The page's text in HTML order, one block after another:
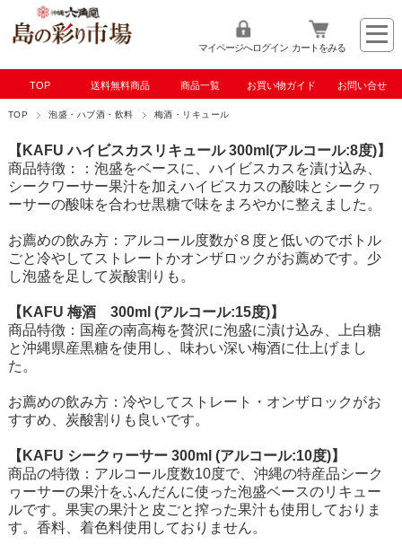
マイページへログイン カートをみる
TOP 送料無料商品 商品一覧 お買い物ガイド お問い合せ
TOP 泡盛・ハブ酒・飲料 梅酒・リキュール
【KAFU ハイビスカスリキュール 300ml(アルコール:8度)】
商品特徴：：泡盛をベースに、ハイビスカスを漬け込み、
シークワーサー果汁を加えハイビスカスの酸味とシークヮ
ーサーの酸味を合わせ黒糖で味をまろやかに整えました。
お薦めの飲み方：アルコール度数が８度と低いのでボトル
ごと冷やしてストレートかオンザロックがお薦めです。少
し泡盛を足して炭酸割りも。
【KAFU 梅酒 300ml (アルコール:15度)】
商品特徴：国産の南高梅を贅沢に泡盛に漬け込み、上白糖
と沖縄県産黒糖を使用し、味わい深い梅酒に仕上げまし
た。
お薦めの飲み方：冷やしてストレート・オンザロックがお
すすめ、炭酸割りも良いです。
【KAFU シークヮーサー 300ml (アルコール:10度)】
商品の特徴：アルコール度数10度で、沖縄の特産品シーク
ヮーサーの果汁をふんだんに使った泡盛ベースのリキュー
ルです。果実の果汁と皮ごと搾った果汁も使用しておりま
す。香料、着色料使用しておりません。